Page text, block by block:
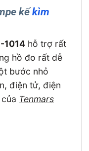
kếkìm
1014 hỗ trợ rất
hồ đo rất dễ
bước nhỏ
điện tử, điện
Tenmars